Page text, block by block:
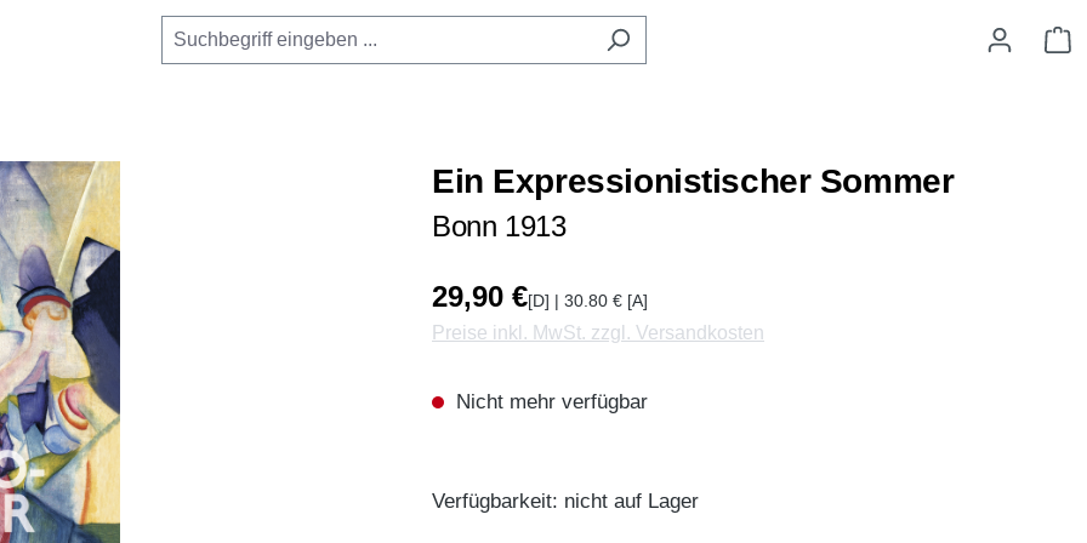
Ein Expressionistischer Sommer
Bonn 1913
29,90 €[D] | 30.80 € [A]
Preise inkl. MwSt. zzgl. Versandkosten
Nicht mehr verfügbar
Verfügbarkeit: nicht auf Lager